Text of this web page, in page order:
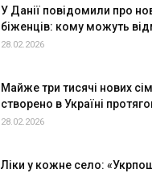
У Данії повідомили про
біженців: кому можуть
28.02.2026
Майже три тисячі нових
створено в Україні
28.02.2026
Ліки у кожне село: